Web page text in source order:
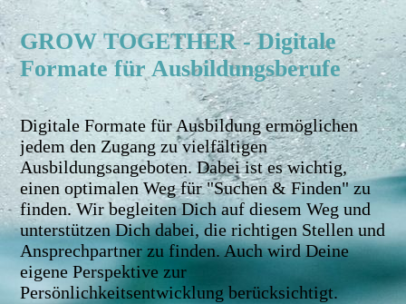
GROW TOGETHER - Digitale
Formate für Ausbildungsberufe
Digitale Formate für Ausbildung ermöglichen
jedem den Zugang zu vielfältigen
Ausbildungsangeboten. Dabei ist es wichtig,
einen optimalen Weg für "Suchen & Finden" zu
finden. Wir begleiten Dich auf diesem Weg und
unterstützen Dich dabei, die richtigen Stellen und
Ansprechpartner zu finden. Auch wird Deine
eigene Perspektive zur
Persönlichkeitsentwicklung berücksichtigt.